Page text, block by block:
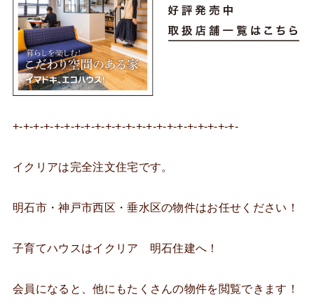
+-+-+-+-+-+-+-+-+-+-+-+-+-+-+-+-+-+-+-+-+-+-
イクリアは完全注文住宅です。
明石市・神戸市西区・垂水区の物件はお任せください！
子育てハウスはイクリア 明石住建へ！
会員になると、他にもたくさんの物件を閲覧できます！